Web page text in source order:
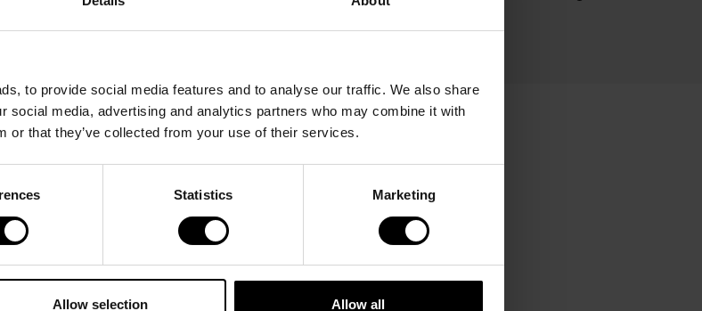
to provide social media features and to analyse our traffic. We also share
social media, advertising and analytics partners who may combine it with
or that they’ve collected from your use of their services.
Statistics Marketing
Allow selection Allow all